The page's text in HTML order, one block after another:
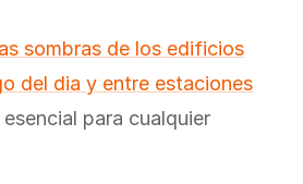
sombras de los edificios
del dia y entre estaciones
para cualquier